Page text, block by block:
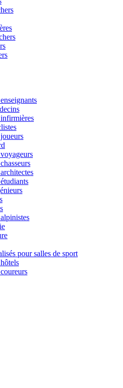
pour salles de sport